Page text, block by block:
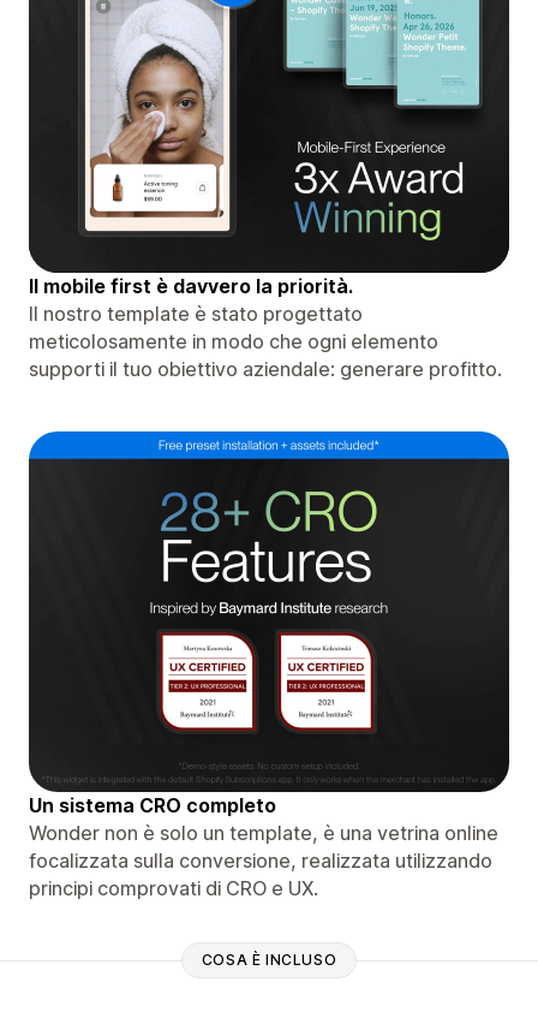
Il mobile first è davvero la priorità.
Il nostro template è stato progettato
meticolosamente in modo che ogni elemento
supporti il ​​tuo obiettivo aziendale: generare profitto.
Un sistema CRO completo
Wonder non è solo un template, è una vetrina online
focalizzata sulla conversione, realizzata utilizzando
principi comprovati di CRO e UX.
COSA È INCLUSO